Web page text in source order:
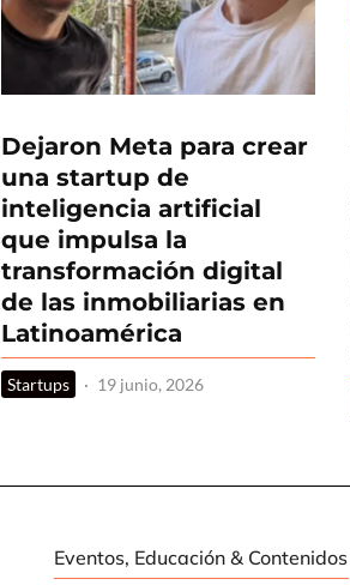
Dejaron Meta para crear
una startup de
inteligencia artificial
que impulsa la
transformación digital
de las inmobiliarias en
Latinoamérica
Startups · 19 junio, 2026
Eventos, Educación & Contenidos